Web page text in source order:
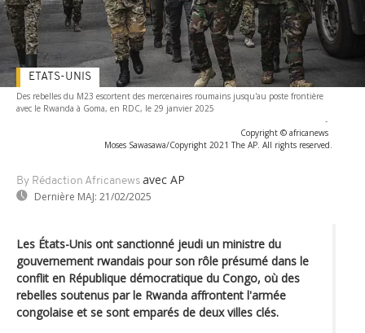
Des rebelles du M23 escortent des mercenaires roumains jusqu'au poste frontière
avec le Rwanda à Goma, en RDC, le 29 janvier 2025
-
Copyright © africanews
Moses Sawasawa/Copyright 2021 The AP. All rights reserved.
By Rédaction Africanews avec AP
Dernière MAJ: 21/02/2025
ETATS-UNIS
Les États-Unis ont sanctionné jeudi un ministre du
gouvernement rwandais pour son rôle présumé dans le
conflit en République démocratique du Congo, où des
rebelles soutenus par le Rwanda affrontent l'armée
congolaise et se sont emparés de deux villes clés.